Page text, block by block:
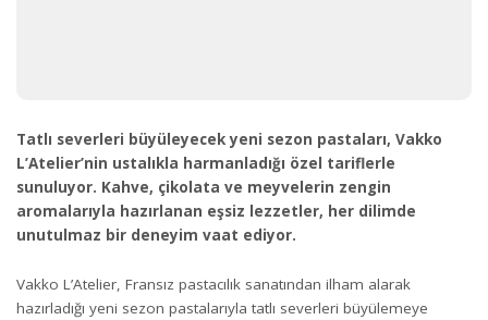
Tatlı severleri büyüleyecek yeni sezon pastaları, Vakko
L’Atelier’nin ustalıkla harmanladığı özel tariflerle
sunuluyor. Kahve, çikolata ve meyvelerin zengin
aromalarıyla hazırlanan eşsiz lezzetler, her dilimde
unutulmaz bir deneyim vaat ediyor.
Vakko L’Atelier, Fransız pastacılık sanatından ilham alarak
hazırladığı yeni sezon pastalarıyla tatlı severleri büyülemeye